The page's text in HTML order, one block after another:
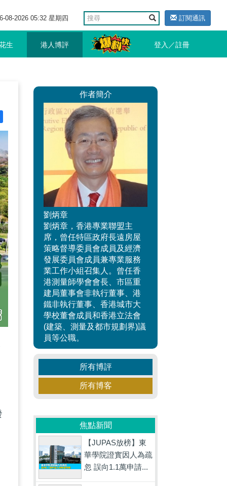
08-2026 05:32 星期四 訂閱通訊
生 港人博評 登入／註冊
作者簡介
劉炳章
劉炳章，香港專業聯盟主
席，曾任特區政府長遠房屋
策略督導委員會成員及經濟
發展委員會成員兼專業服務
業工作小組召集人。曾任香
港測量師學會會長、市區重
建局董事會非執行董事、港
鐵非執行董事、香港城市大
學校董會成員和香港立法會
(建築、測量及都市規劃界)議
員等公職。
所有博評
所有博客
焦點新聞
【JUPAS放榜】東
華學院證實因人為疏
忽 誤向1.1萬申請...